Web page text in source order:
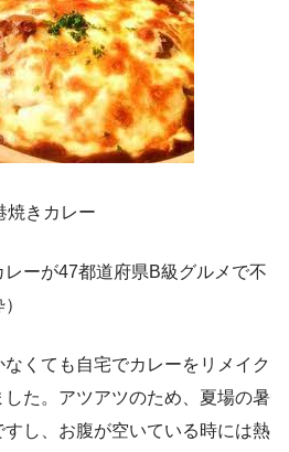
焼きカレー
レーが47都道府県B級グルメで不
なくても自宅でカレーをリメイク
た。アツアツのため、夏場の暑
し、お腹が空いている時には熱